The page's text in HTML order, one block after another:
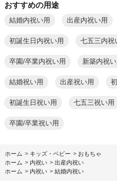
おすすめの用途
結婚内祝い用 出産内祝い用
初誕生日内祝い用 七五三内祝
卒園/卒業内祝い用 新築内祝い
結婚祝い用 出産祝い用
初誕生日祝い用 七五三祝い用
卒園/卒業祝い用
ホーム > キッズ・ベビー > おもちゃ
ホーム > 内祝い > 出産内祝い
ホーム > 内祝い > 結婚内祝い